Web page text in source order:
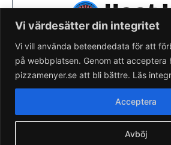
Vi värdesätter din integritet
Vi vill använda beteendedata för att
på webbplatsen. Genom att acceptera
pizzamenyer.se att bli bättre. Läs
Avböj
Acceptera
Saknar du din pizzeria?
Skapa gratis pizzeria-
Läs om
Artiklar &
Rensa cookieval